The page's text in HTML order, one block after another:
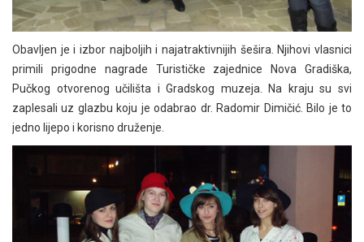
Obavljen je i izbor najboljih i najatraktivnijih šešira. Njihovi vlasnici
primili prigodne nagrade Turističke zajednice Nova Gradiška,
Pučkog otvorenog učilišta i Gradskog muzeja. Na kraju su svi
zaplesali uz glazbu koju je odabrao dr. Radomir Dimičić. Bilo je to
jedno lijepo i korisno druženje.